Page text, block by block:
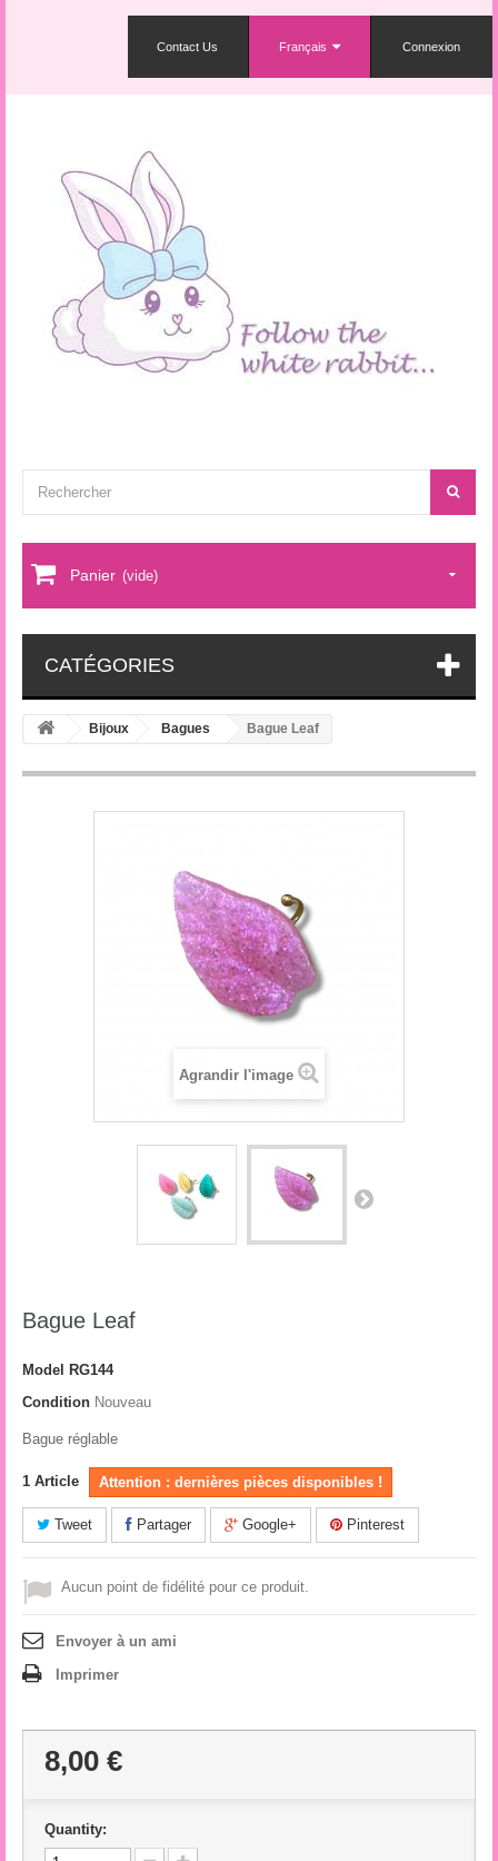
Connexion
Français
Contact Us
Panier (vide)
CATÉGORIES
Bijoux Bagues Bague Leaf
Agrandir l'image
Bague Leaf
Model
RG144
Condition Nouveau
Bague réglable
1 Article Attention : dernières pièces disponibles !
Tweet Partager Google+ Pinterest
Aucun point de fidélité pour ce produit.
Envoyer à un ami
Imprimer
8,00 €
Quantity: